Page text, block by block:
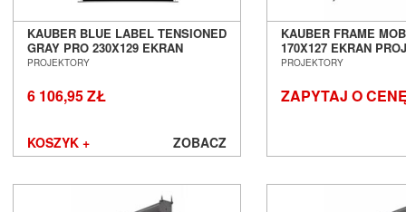
KAUBER BLUE LABEL TENSIONED
GRAY PRO 230X129 EKRAN
PROJEKCYJNY ELEKTRYCZNY
PROJEKTORY
6 106,95 ZŁ
KOSZYK + ZOBACZ
KAUBER FRAME
170X127 EKRAN
RAMOWY SALON
PROJEKTORY
ZAPYTAJ O